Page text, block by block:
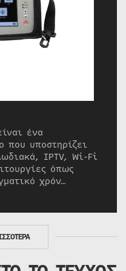
ένα
που υποστηρίζει
IPTV, Wi-Fi
όπως
χρόν…